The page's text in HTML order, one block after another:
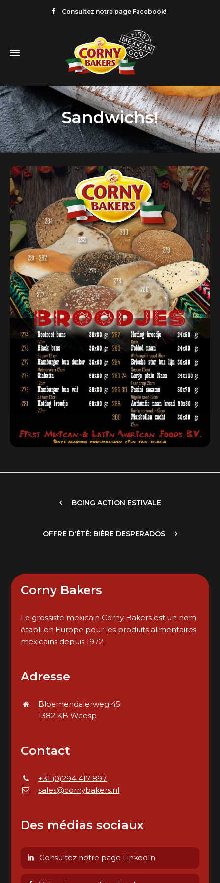
Consultez notre page Facebook!
Sandwichs!
BOING ACTION ESTIVALE
OFFRE D'ÉTÉ: BIÈRE DESPERADOS
Corny Bakers
Le grossiste mexicain Corny Bakers est un nom
établi en Europe pour les produits alimentaires
mexicains depuis 1972.
Adresse
Bloemendalerweg 45
1382 KB Weesp
Contact
+31 (0)294 417 897
sales@cornybakers.nl
Des médias sociaux
Consultez notre page LinkedIn